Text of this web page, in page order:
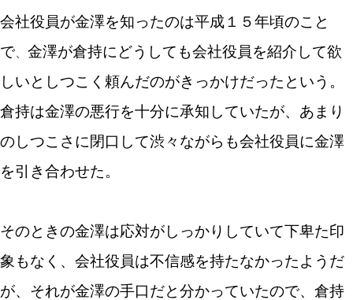
会社役員が金澤を知ったのは平成１５年頃のこと
で
金澤が倉持にどうしても会社役員を紹介して欲
しいとしつこく頼んだのがきっかけだったという。
倉持は金澤の悪行を十分に承知していたが、あまり
のしつこさに閉口して渋々ながらも会社役員に金澤
を引き合わせた。
そのときの金澤は応対がしっかりしていて下卑た印
象もなく、会社役員は不信感を持たなかったようだ
が、それが金澤の手口だと分かっていたので、倉持